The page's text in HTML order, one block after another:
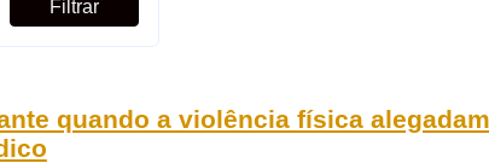
Filtrar
quando a violência física